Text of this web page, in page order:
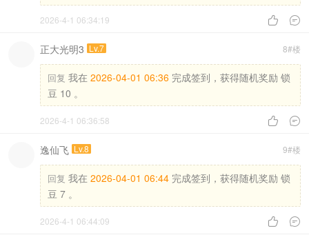
 
2026-4-1 06:34:19
8#楼
正大光明3 Lv.7
回复 我在 2026-04-01 06:36 完成签到，获得随机奖励 锁
豆 10 。
 
2026-4-1 06:36:58
9#楼
逸仙飞 Lv.8
回复 我在 2026-04-01 06:44 完成签到，获得随机奖励 锁
豆 7 。
 
2026-4-1 06:44:09